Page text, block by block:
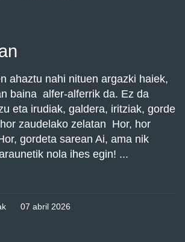
ahaztu nahi nituen argazki haiek,
baina alfer-alferrik da. Ez da
eta irudiak, galdera, iritziak, gorde
zaudelako zelatan Hor, hor
gordeta sarean Ai, ama nik
nola ihes egin! ...
07 abril 2026